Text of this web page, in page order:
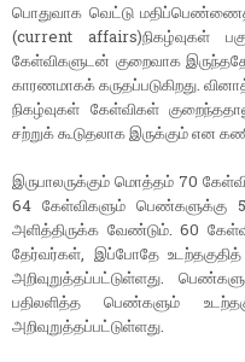
பொதுவாக வெட்டு மதிப்பெண்ணைத்
(current affairs)நிகழ்வுகள்
கேள்விகளுடன் குறைவாக
காரணமாகக் கருதப்படுகிறது.
நிகழ்வுகள் கேள்விகள்
சற்றுக் கூடுதலாக இருக்கும் என
இருபாலருக்கும் மொத்தம் 70
64 கேள்விகளும் பெண்களுக்கு
அளித்திருக்க வேண்டும். 60
தேர்வர்கள், இப்போதே
அறிவுறுத்தப்பட்டுள்ளது.
பதிலளித்த பெண்களும்
அறிவுறுத்தப்பட்டுள்ளது.